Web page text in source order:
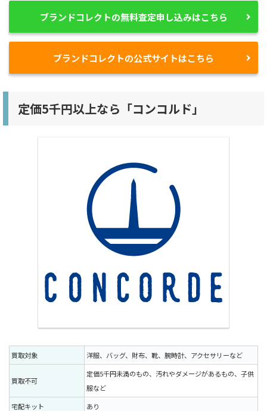
ブランドコレクトの無料査定申し込みはこちら
ブランドコレクトの公式サイトはこちら
定価5千円以上なら「コンコルド」
買取対象 洋服、バッグ、財布、靴、腕時計、アクセサリーなど
買取不可
定価5千円未満のもの、汚れやダメージがあるもの、子供
服など
宅配キット
あり